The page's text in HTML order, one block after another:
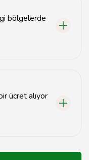
bölgelerde
ücret alıyor